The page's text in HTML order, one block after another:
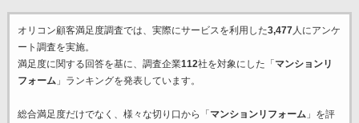
オリコン顧客満足度調査では、実際にサービスを利用した3,477人にアンケ
ート調査を実施。
満足度に関する回答を基に、調査企業112社を対象にした「 マンションリ
フォーム」ランキングを発表しています。
総合満足度だけでなく、様々な切り口から「 マンションリフォーム」を評